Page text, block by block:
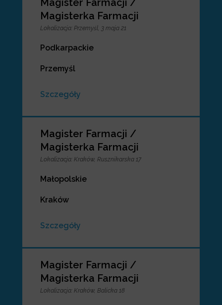
Magister Farmacji /
Magisterka Farmacji
Lokalizacja: Przemyśl, 3 maja 21
Podkarpackie
Przemyśl
Szczegóły
Magister Farmacji /
Magisterka Farmacji
Lokalizacja: Kraków, Rusznikarska 17
Małopolskie
Kraków
Szczegóły
Magister Farmacji /
Magisterka Farmacji
Lokalizacja: Kraków, Balicka 18